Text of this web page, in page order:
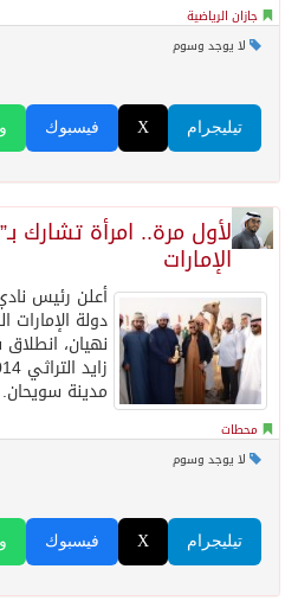
جازان الرياضية
لا يوجد وسوم
فيسبوك X تيليجرام
لأول مرة.. امرأة تشارك
الإمارات
أعلن رئيس
دولة
نهيان،
مدينة
محطات
لا يوجد وسوم
فيسبوك X تيليجرام